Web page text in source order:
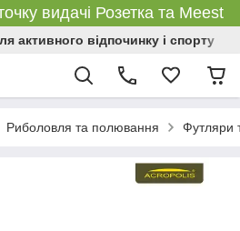
видачі Розетка та Meest
активного відпочинку і спорту
Риболовля та полювання Футляри